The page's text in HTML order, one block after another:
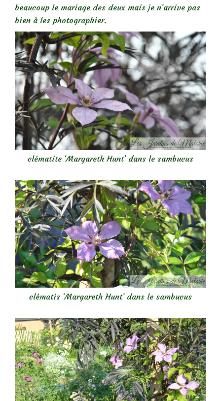
beaucoup le mariage des deux mais je n’arrive pas
bien à les photographier.
clématite ‘Margareth Hunt’ dans le sambucus
clématis ‘Margareth Hunt’ dans le sambucus